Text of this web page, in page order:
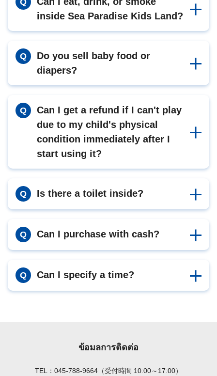
inside Sea Paradise Kids Land?
Q
Do you sell baby food or
diapers?
Q
Can I get a refund if I can't play
due to my child's physical
condition immediately after I
start using it?
Q Is there a toilet inside?
Q Can I purchase with cash?
Q Can I specify a time?
ข้อมลการติดต่อ
TEL：045-788-9664（受付時間 10:00～17:00）